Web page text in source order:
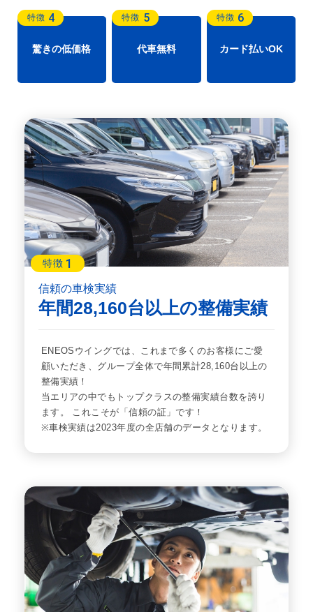
特徴 4
驚きの低価格
特徴 5
代車無料
特徴 6
カード払いOK
特徴 1
信頼の車検実績
年間28,160台以上の整備実績
ENEOSウイングでは、これまで多くのお客様にご愛
顧いただき、グループ全体で年間累計28,160台以上の
整備実績！
当エリアの中でもトップクラスの整備実績台数を誇り
ます。 これこそが「信頼の証」です！
※車検実績は2023年度の全店舗のデータとなります。